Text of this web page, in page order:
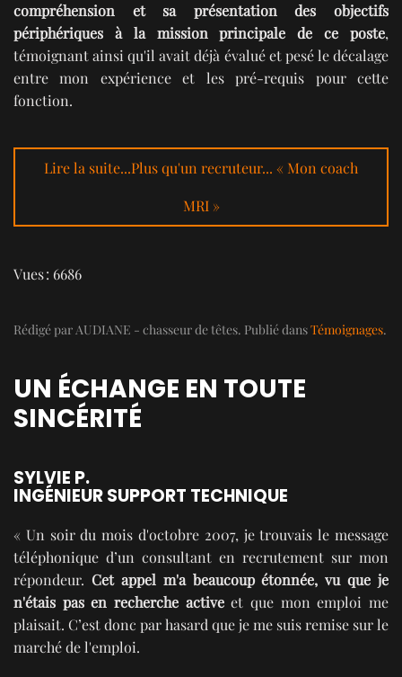
compréhension et sa présentation des objectifs
périphériques à la mission principale de ce poste,
témoignant ainsi qu'il avait déjà évalué et pesé le décalage
entre mon expérience et les pré-requis pour cette
fonction.
Lire la suite...Plus qu'un recruteur... « Mon coach
MRI »
Vues : 6686
Rédigé par AUDIANE - chasseur de têtes. Publié dansTémoignages.
UN ÉCHANGE EN TOUTE
SINCÉRITÉ
SYLVIE P.
INGÉNIEUR SUPPORT TECHNIQUE
« Un soir du mois d'octobre 2007, je trouvais le message
téléphonique d’un consultant en recrutement sur mon
répondeur. Cet appel m'a beaucoup étonnée, vu que je
n'étais pas en recherche activeet que mon emploi me
plaisait. C’est donc par hasard que je me suis remise sur le
marché de l'emploi.